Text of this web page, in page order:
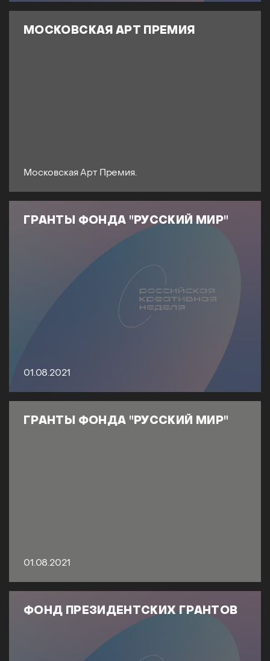
МОСКОВСКАЯ АРТ ПРЕМИЯ
Московская Арт Премия.
ГРАНТЫ ФОНДА "РУССКИЙ МИР"
01.08.2021
ГРАНТЫ ФОНДА "РУССКИЙ МИР"
01.08.2021
ФОНД ПРЕЗИДЕНТСКИХ ГРАНТОВ